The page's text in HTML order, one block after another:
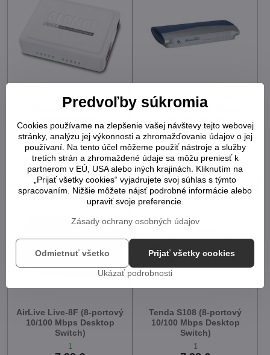
Planet POE-151 (IEEE
802.3af Power over
1
7,38 €
Do košíka
Xnet SH-9008PE (8-
portový 10/100 Mbps
1
7,38 €
Do košíka
AirLive Live-8F (8-portový
10/100 Mbps Desktop
Switch)
1
Tenda S108 (8-portový
10/100 Mbps Desktop
Switch)
1
Predvoľby súkromia
Cookies používame na zlepšenie vašej návštevy tejto webovej
stránky, analýzu jej výkonnosti a zhromažďovanie údajov o jej
používaní. Na tento účel môžeme použiť nástroje a služby
tretích strán a zhromaždené údaje sa môžu preniesť k
partnerom v EÚ, USA alebo iných krajinách. Kliknutím na
„Prijať všetky cookies“ vyjadrujete svoj súhlas s týmto
spracovaním. Nižšie môžete nájsť podrobné informácie alebo
upraviť svoje preferencie.
Zásady ochrany osobných údajov
Ukázať podrobnosti
Prijať všetky cookies
Odmietnuť všetko